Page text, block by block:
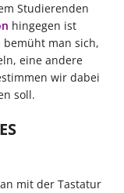
Studierenden
hingegen ist
bemüht man sich,
eine andere
wir dabei
soll.
mit der Tastatur